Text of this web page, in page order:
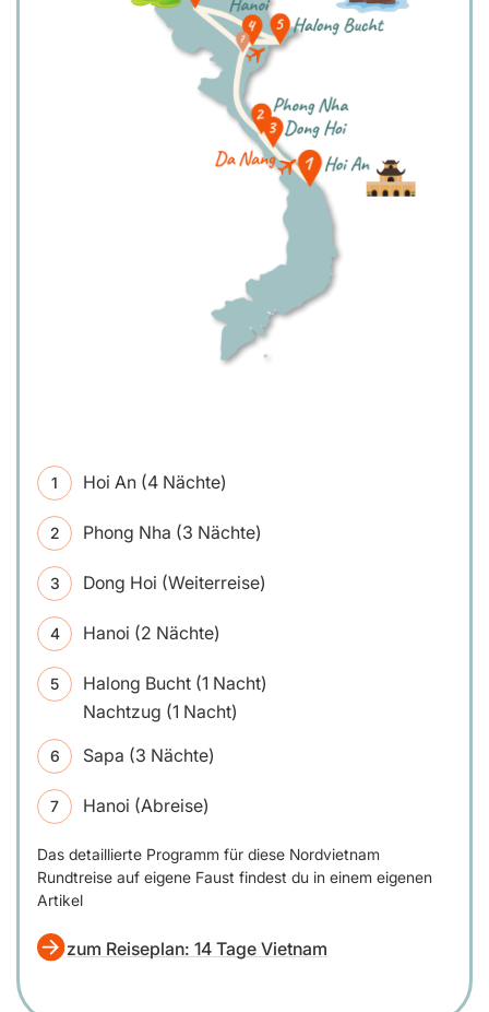
Hoi An (4 Nächte)
Phong Nha (3 Nächte)
Dong Hoi (Weiterreise)
Hanoi (2 Nächte)
Halong Bucht (1 Nacht)
Nachtzug (1 Nacht)
Sapa (3 Nächte)
Hanoi (Abreise)
Das detaillierte Programm für diese Nordvietnam
Rundtreise auf eigene Faust findest du in einem eigenen
Artikel
zum Reiseplan: 14 Tage Vietnam